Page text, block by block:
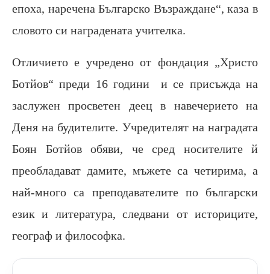
епоха, наречена Българско Възраждане“, каза в
словото си наградената учителка.
Отличието е учредено от фондация „Христо
Ботйов“ преди 16 години и се присъжда на
заслужен просветен деец в навечерието на
Деня на будителите. Учредителят на наградата
Боян Ботйов обяви, че сред носителите й
преобладават дамите, мъжете са четирима, а
най-много са преподавателите по български
език и литература, следвани от историците,
географ и философка.